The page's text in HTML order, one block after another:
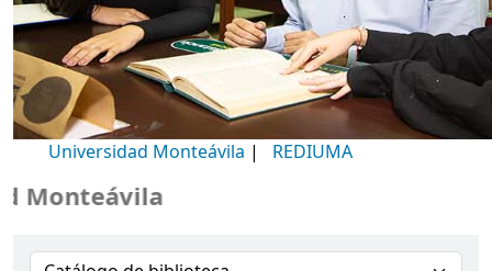
Universidad Monteávila | REDIUMA